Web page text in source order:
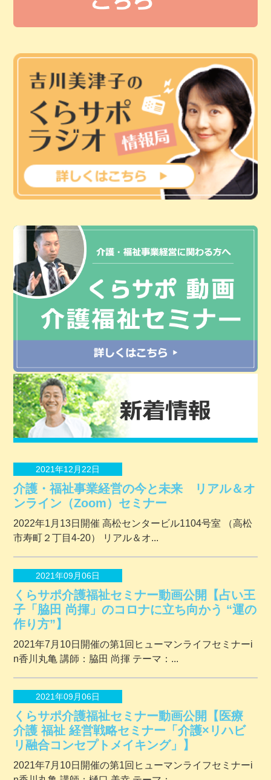
2021年12月22日
介護・福祉事業経営の今と未来 リアル＆オ
ンライン（Zoom）セミナー
2022年1月13日開催 ⾼松センタービル1104号室 （⾼松
市寿町２丁⽬4-20） リアル＆オ...
2021年09月06日
くらサポ介護福祉セミナー動画公開【占い王
子「脇田 尚揮」のコロナに立ち向かう “運の
作り方”】
2021年7月10日開催の第1回ヒューマンライフセミナーi
n香川丸亀 講師：脇田 尚揮 テーマ：...
2021年09月06日
くらサポ介護福祉セミナー動画公開【医療
介護 福祉 経営戦略セミナー「介護×リハビ
リ融合コンセプトメイキング」】
2021年7月10日開催の第1回ヒューマンライフセミナーi